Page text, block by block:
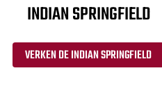
INDIAN SPRINGFIELD
VERKEN DE INDIAN SPRINGFIELD